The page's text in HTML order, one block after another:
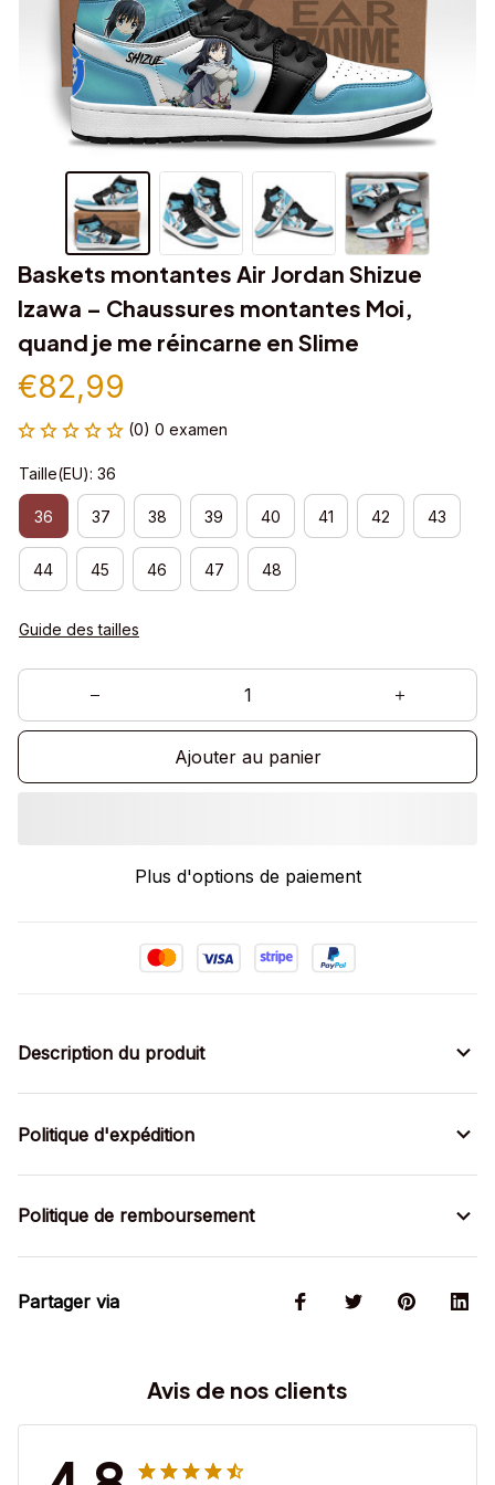
Baskets montantes Air Jordan Shizue
Izawa – Chaussures montantes Moi,
quand je me réincarne en Slime
€82,99
(0) 0 examen
Taille(EU): 36
36 37 38 39 40 41 42 43
44 45 46 47 48
Guide des tailles
Ajouter au panier
Plus d'options de paiement
Description du produit
Politique d'expédition
Politique de remboursement
Partager via
Avis de nos clients